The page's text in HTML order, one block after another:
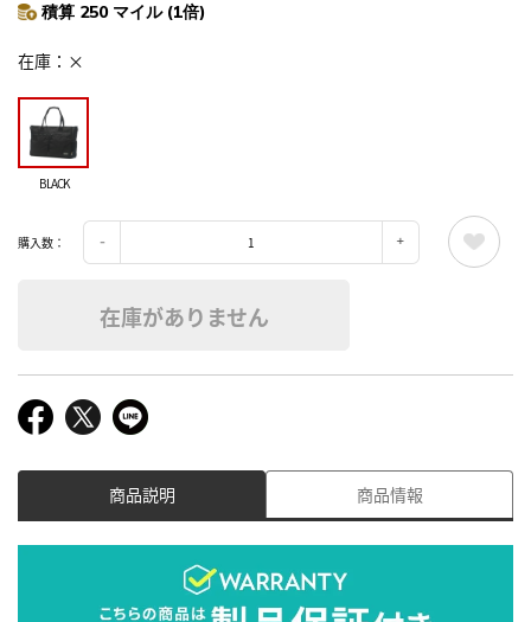
積算 250 マイル (1倍)
在庫 ×
BLACK
購入数：
在庫がありません
商品説明 商品情報